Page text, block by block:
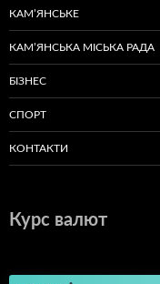
КАМ’ЯНСЬКЕ
КАМ’ЯНСЬКА МІСЬКА РАДА
БІЗНЕС
СПОРТ
КОНТАКТИ
Курс валют